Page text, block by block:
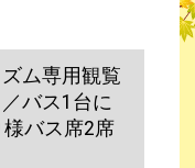
ム専用観覧
バス1台に
バス席2席